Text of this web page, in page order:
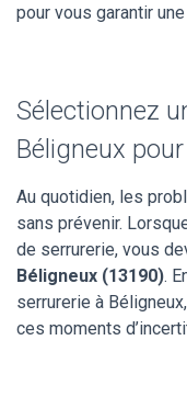
pour vous garantir
Sélectionnez
Béligneux
Au quotidien, les
sans prévenir.
de serrurerie, vous
Béligneux (13190).
serrurerie à
ces moments